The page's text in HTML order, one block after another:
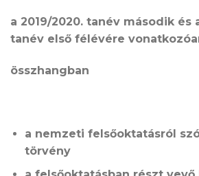
a 2019/2020. tanév második és
tanév első félévére
összhangban
a nemzeti felsőoktatásról
törvény